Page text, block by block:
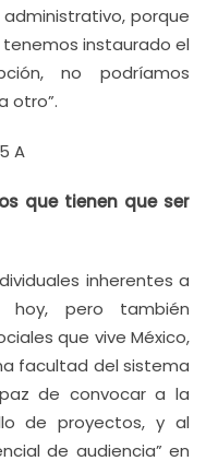
porque
instaurado el
no podríamos
otro”.
A
que tienen que ser
inherentes a
hoy, pero también
que vive México,
facultad del sistema
de convocar a la
de proyectos, y al
de audiencia” en